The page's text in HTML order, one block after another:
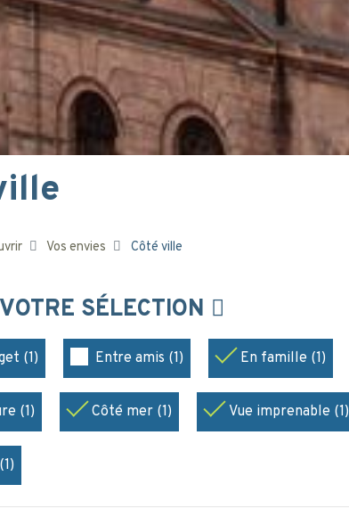
Vos envies Côté ville
SÉLECTION
(1) Entre amis (1) En famille (1)
(1) Côté mer (1) Vue imprenable (1)